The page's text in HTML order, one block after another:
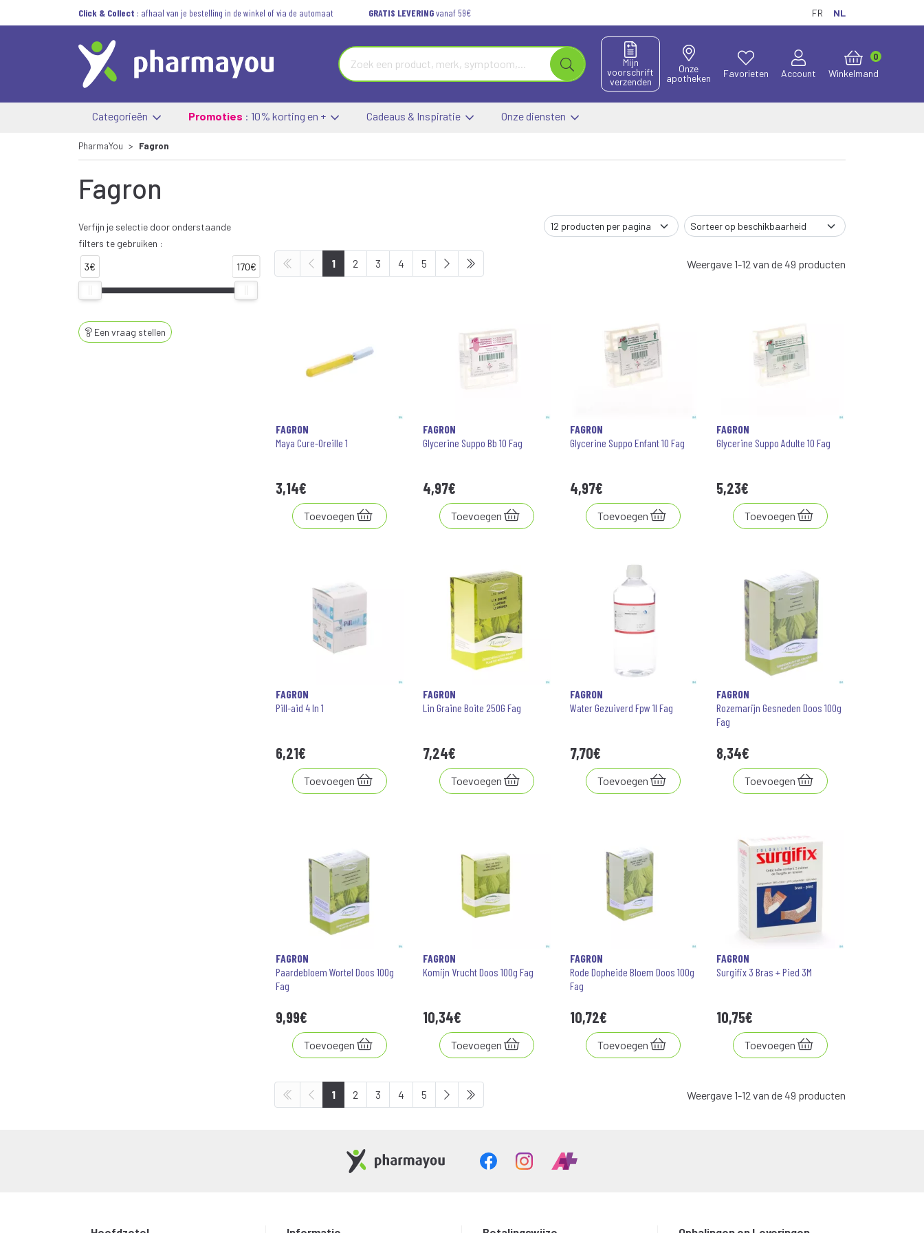
Click & Collect : afhaal van je bestelling in de winkel of via de automaat GRATIS LEVERINGvanaf 59€ FR NL
Onze
apotheken
Mijn
voorschrift
verzenden
Favorieten Account Winkelmand
0
Categorieën Promoties : 10% korting en + Cadeaus & Inspiratie Onze diensten
PharmaYou Fagron
Fagron
Weergave 1-12 van de 49 producten
1 2 3 4 5
FAGRON
Maya Cure-Oreille 1
3,14€
Toevoegen
FAGRON
Glycerine Suppo Bb 10 Fag
4,97€
Toevoegen
FAGRON
Glycerine Suppo Enfant 10 Fag
4,97€
Toevoegen
FAGRON
Glycerine Suppo Adulte 10 Fag
5,23€
Toevoegen
FAGRON
Pill-aid 4 In 1
6,21€
Toevoegen
FAGRON
Lin Graine Boite 250G Fag
7,24€
Toevoegen
FAGRON
Water Gezuiverd Fpw 1l Fag
7,70€
Toevoegen
FAGRON
Rozemarijn Gesneden Doos 100g
Fag
8,34€
Toevoegen
FAGRON
Paardebloem Wortel Doos 100g
Fag
9,99€
Toevoegen
FAGRON
Komijn Vrucht Doos 100g Fag
10,34€
Toevoegen
FAGRON
Rode Dopheide Bloem Doos 100g
Fag
10,72€
Toevoegen
FAGRON
Surgifix 3 Bras + Pied 3M
10,75€
Toevoegen
Weergave 1-12 van de 49 producten
1 2 3 4 5
Verfijn je selectie door onderstaande
filters te gebruiken :
3€
170€
Een vraag stellen